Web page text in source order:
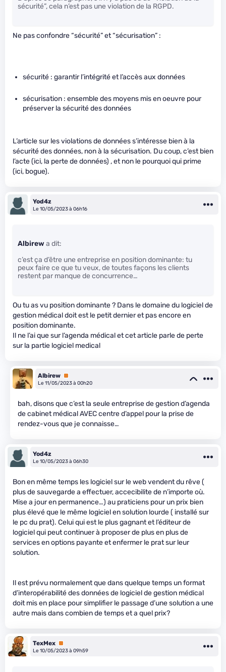
sécurité”, cela n’est pas une violation de la RGPD.
Ne pas confondre “sécurité” et “sécurisation” :
sécurité : garantir l’intégrité et l’accès aux données
sécurisation : ensemble des moyens mis en oeuvre pour
préserver la sécurité des données
L’article sur les violations de données s’intéresse bien à la
sécurité des données, non à la sécurisation. Du coup, c’est bien
l’acte (ici, la perte de données) , et non le pourquoi qui prime
(ici, bogue).
Yod4z
Le 10/05/2023 à 06h16
Albirew a dit:
c’est ça d’être une entreprise en position dominante: tu
peux faire ce que tu veux, de toutes façons les clients
restent par manque de concurrence…
Ou tu as vu position dominante ? Dans le domaine du logiciel de
gestion médical doit est le petit dernier et pas encore en
position dominante.
Il ne l’ai que sur l’agenda médical et cet article parle de perte
sur la partie logiciel medical
Albirew Premium
Le 11/05/2023 à 00h20
bah, disons que c’est la seule entreprise de gestion d’agenda
de cabinet médical AVEC centre d’appel pour la prise de
rendez-vous que je connaisse…
Yod4z
Le 10/05/2023 à 06h30
Bon en même temps les logiciel sur le web vendent du rêve (
plus de sauvegarde a effectuer, accecibilite de n’importe où.
Mise a jour en permanence…) au praticiens pour un prix bien
plus élevé que le même logiciel en solution lourde ( installé sur
le pc du prat). Celui qui est le plus gagnant et l’éditeur de
logiciel qui peut continuer à proposer de plus en plus de
services en options payante et enfermer le prat sur leur
solution.
Il est prévu normalement que dans quelque temps un format
d’interopérabilité des données de logiciel de gestion médical
doit mis en place pour simplifier le passage d’une solution a une
autre mais dans combien de temps et a quel prix?
TexMex Premium
Le 10/05/2023 à 09h59